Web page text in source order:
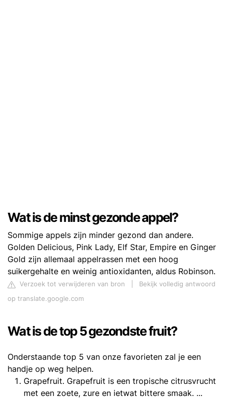
Wat is de minst gezonde appel?
Sommige appels zijn minder gezond dan andere.
Golden Delicious, Pink Lady, Elf Star, Empire en Ginger
Gold zijn allemaal appelrassen met een hoog
suikergehalte en weinig antioxidanten, aldus Robinson.
Verzoek tot verwijderen van bron
Bekijk volledig antwoord
op translate.google.com
Wat is de top 5 gezondste fruit?
Onderstaande top 5 van onze favorieten zal je een
handje op weg helpen.
Grapefruit. Grapefruit is een tropische citrusvrucht
met een zoete, zure en ietwat bittere smaak. ...